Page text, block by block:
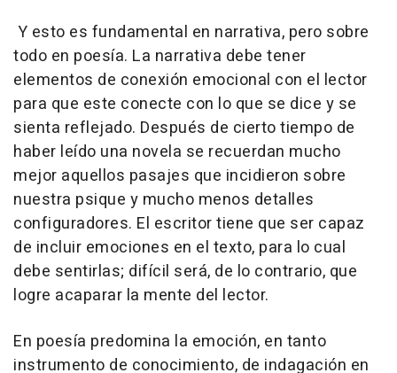
Y esto es fundamental en narrativa, pero sobre
todo en poesía. La narrativa debe tener
elementos de conexión emocional con el lector
para que este conecte con lo que se dice y se
sienta reflejado. Después de cierto tiempo de
haber leído una novela se recuerdan mucho
mejor aquellos pasajes que incidieron sobre
nuestra psique y mucho menos detalles
configuradores. El escritor tiene que ser capaz
de incluir emociones en el texto, para lo cual
debe sentirlas; difícil será, de lo contrario, que
logre acaparar la mente del lector.
En poesía predomina la emoción, en tanto
instrumento de conocimiento, de indagación en